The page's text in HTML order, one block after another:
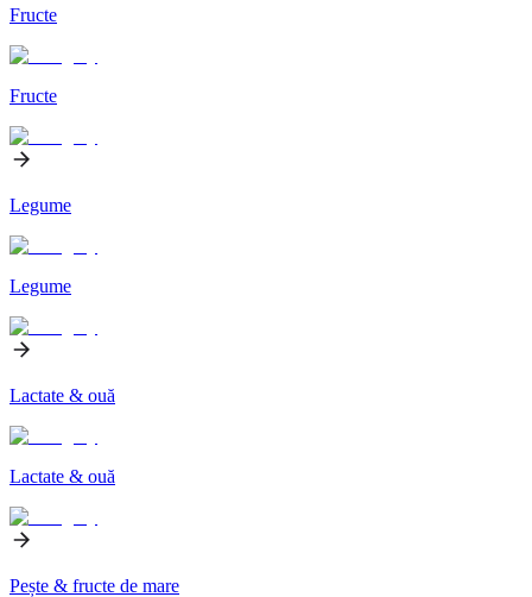
Fructe
Fructe
Legume
Legume
Lactate & ouă
Lactate & ouă
Pește & fructe de mare